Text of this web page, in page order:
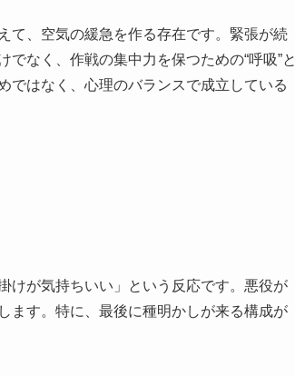
て、空気の緩急を作る存在です。緊張が続
なく、作戦の集中力を保つための“呼吸”
ではなく、心理のバランスで成立している
けが気持ちいい」という反応です。悪役が
ます。特に、最後に種明かしが来る構成が